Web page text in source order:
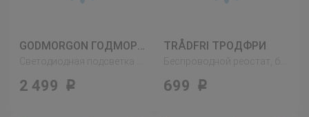
2 499 Р
TRÅDFRI ТРОДФРИ
699 Р